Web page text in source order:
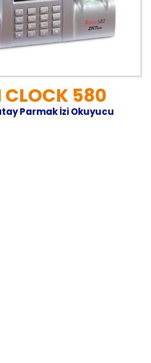
CLOCK 580
Parmak İzi Okuyucu